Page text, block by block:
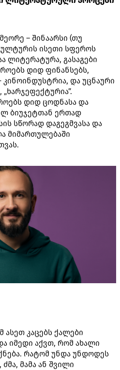
– შინაარსი (თუ
ისეთი სფეროს
ლიტერატურა, გასაგები
დიდ ფინანსებს,
და უცნაური
დიდ ცოდნასა და
ბიუჯეტთან ერთად
სწორად დაგეგმვასა და
მიმართულებაში
კაცებს ქალები
იმედი აქვთ, რომ ახალი
რატომ უნდა უნდოდეს
მამა ან შვილი